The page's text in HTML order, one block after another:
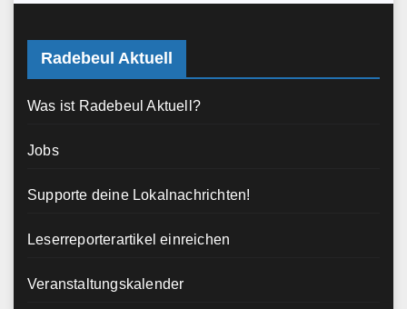
Radebeul Aktuell
Was ist Radebeul Aktuell?
Jobs
Supporte deine Lokalnachrichten!
Leserreporterartikel einreichen
Veranstaltungskalender